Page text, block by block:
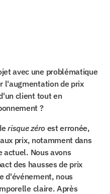
avec une problématique
l'augmentation de prix
client tout en
?
risque zéro est erronée,
prix, notamment dans
Nous avons
des hausses de prix
d'événement, nous
claire. Après